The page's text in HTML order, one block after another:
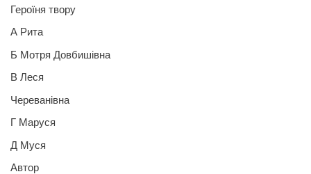
Героїня твору
А Рита
Б Мотря Довбишівна
В Леся
Череванівна
Г Маруся
Д Муся
Автор